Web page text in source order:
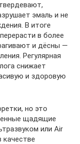
эмаль и не
В итоге
в более
и дёсны —
Регулярная
снижает
и здоровую
но это
щадящие
или Air
качестве